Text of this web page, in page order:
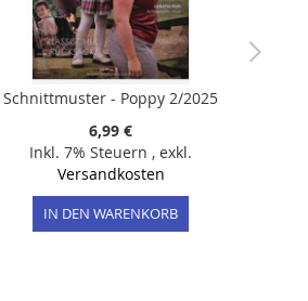
Schnittmuster - Poppy 2/2025
6,99 €
Inkl. 7% Steuern , exkl.
Versandkosten
IN DEN WARENKORB